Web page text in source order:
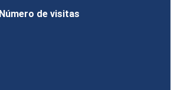
Número de visitas